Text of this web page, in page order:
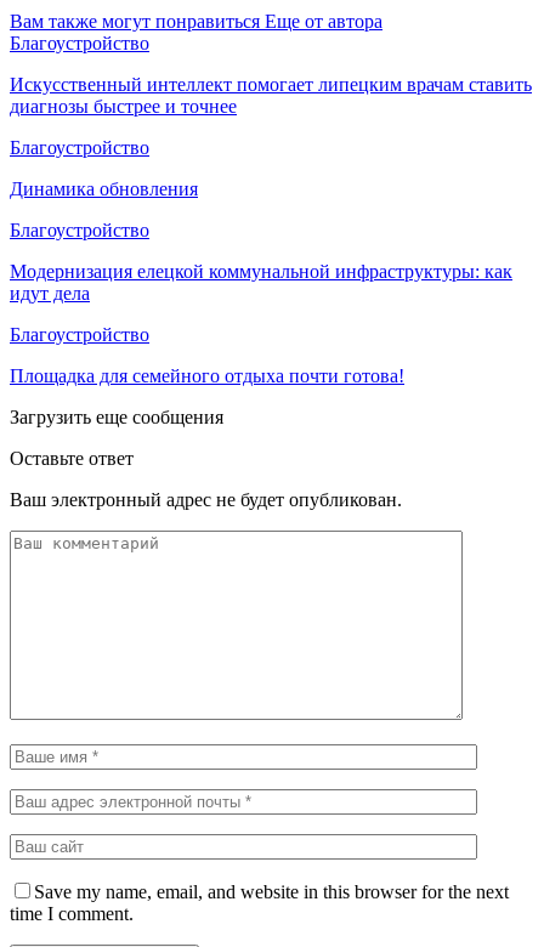
Вам также могут понравиться Еще от автора
Благоустройство
Искусственный интеллект помогает липецким врачам ставить
диагнозы быстрее и точнее
Благоустройство
Динамика обновления
Благоустройство
Модернизация елецкой коммунальной инфраструктуры: как
идут дела
Благоустройство
Площадка для семейного отдыха почти готова!
Загрузить еще сообщения
Оставьте ответ
Ваш электронный адрес не будет опубликован.
Save my name, email, and website in this browser for the next
time I comment.